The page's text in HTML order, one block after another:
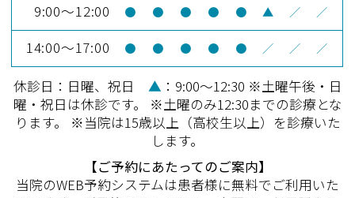
9:00～12:00 ● ● ● ● ● ▲ ／ ／
14:00～17:00 ● ● ● ● ● ／ ／ ／
休診日：日曜、祝日 ▲ ：9:00～12:30 ※土曜午後・日
曜・祝日は休診です。 ※土曜のみ12:30までの診療とな
ります。 ※当院は15歳以上（高校生以上）を診療いた
します。
【ご予約にあたってのご案内】
当院のWEB予約システムは患者様に無料でご利用いた